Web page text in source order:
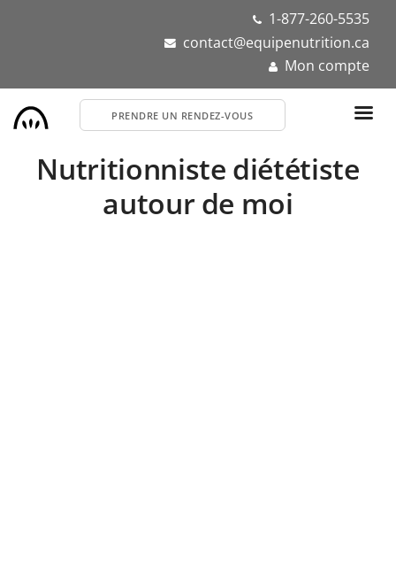
1-877-260-5535
contact@equipenutrition.ca
Mon compte
PRENDRE UN RENDEZ-VOUS
Nutritionniste diététiste
autour de moi